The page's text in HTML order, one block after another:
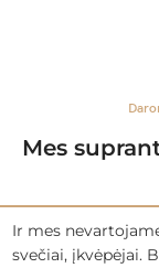
Mes
Ir mes
svečiai, įkvėpėjai.